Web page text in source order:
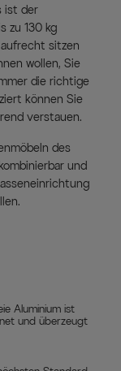
ist der
zu 130 kg
sitzen
wollen, Sie
die richtige
können Sie
verstauen.
des
und
Aluminium ist
und überzeugt